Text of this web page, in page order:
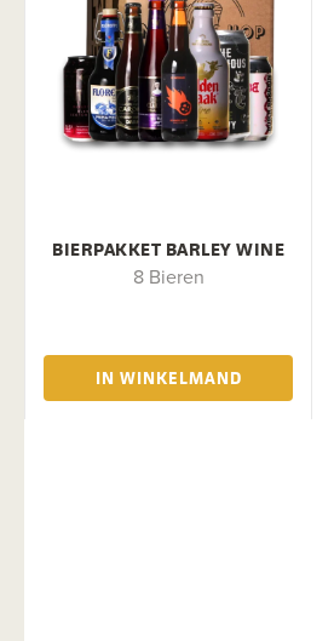
BIERPAKKET BARLEY WINE
8 Bieren
IN WINKELMAND